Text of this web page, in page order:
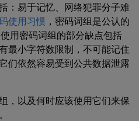
：易于记忆、网络犯罪分子难
使用习惯 ，密码词组是公认的
用密码词组的部分缺点包括
最小字符数限制，不可能记住
们依然容易受到公共数据泄露
，以及何时应该使用它们来保